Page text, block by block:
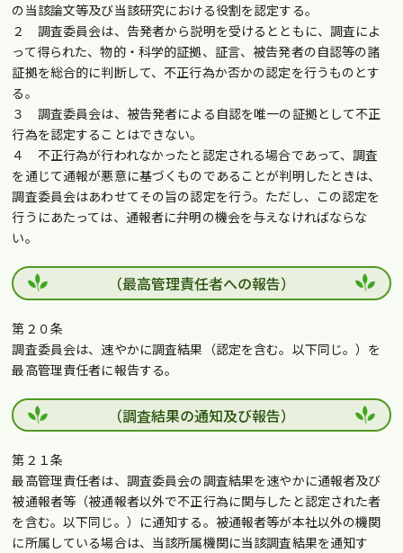
の当該論文等及び当該研究における役割を認定する。
２ 調査委員会は、告発者から説明を受けるとともに、調査によ
って得られた、物的・科学的証拠、証言、被告発者の自認等の諸
証拠を総合的に判断して、不正行為か否かの認定を行うものとす
る。
３ 調査委員会は、被告発者による自認を唯一の証拠として不正
行為を認定することはできない。
４ 不正行為が行われなかったと認定される場合であって、調査
を通じて通報が悪意に基づくものであることが判明したときは、
調査委員会はあわせてその旨の認定を行う。ただし、この認定を
行うにあたっては、通報者に弁明の機会を与えなければならな
い。
（最高管理責任者への報告）
第２０条
調査委員会は、速やかに調査結果（認定を含む。以下同じ。）を
最高管理責任者に報告する。
（調査結果の通知及び報告）
第２１条
最高管理責任者は、調査委員会の調査結果を速やかに通報者及び
被通報者等（被通報者以外で不正行為に関与したと認定された者
を含む。以下同じ。）に通知する。被通報者等が本社以外の機関
に所属している場合は、当該所属機関に当該調査結果を通知す